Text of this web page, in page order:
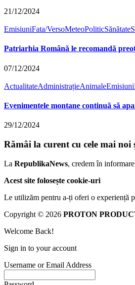
21/12/2024
EmisiuniFata/VersoMeteoPoliticSănătate
Patriarhia Română le recomandă
07/12/2024
ActualitateAdministrațieAnimaleEmisiuni
Evenimentele montane continuă să
29/12/2024
Rămâi la curent cu cele mai
La RepublikaNews, credem în
Acest site folosește cookie-uri
Le utilizăm pentru a-ți oferi o experiență
Copyright © 2026 PROTON
Welcome Back!
Sign in to your account
Username or Email Address